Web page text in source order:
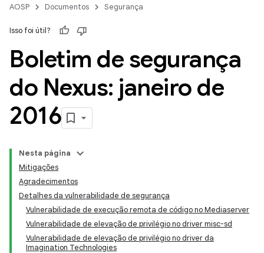
AOSP Documentos Segurança
Isso foi útil?
Boletim de segurança
do Nexus: janeiro de
2016
Nesta página
Mitigações
Agradecimentos
Detalhes da vulnerabilidade de segurança
Vulnerabilidade de execução remota de código no Mediaserver
Vulnerabilidade de elevação de privilégio no driver misc-sd
Vulnerabilidade de elevação de privilégio no driver da
Imagination Technologies